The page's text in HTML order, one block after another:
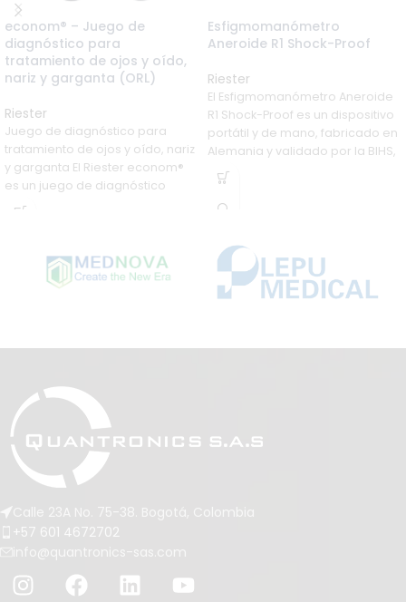
econom® – Juego de
diagnóstico para
tratamiento de ojos y oído,
nariz y garganta (ORL)
Riester
Juego de diagnóstico para
tratamiento de ojos y oído, nariz
y garganta El Riester econom®
es un juego de diagnóstico
Esfigmomanómetro
Aneroide R1 Shock-Proof
Riester
El Esfigmomanómetro Aneroide
R1 Shock-Proof es un dispositivo
portátil y de mano, fabricado en
Alemania y validado por la BIHS,
diseñado para resistir impactos
(hasta 120 cm de caída) sin
perder precisión (±3 mmHg).
patentado, inflado rápido y
ergonómico, y una válvula de
liberación suave, ofrece
o negro, con amplia selección
Premio de Diseño Focus Green
Calle 23A No. 75-38. Bogotá, Colombia
+57 601 4672702
info@quantronics-sas.com